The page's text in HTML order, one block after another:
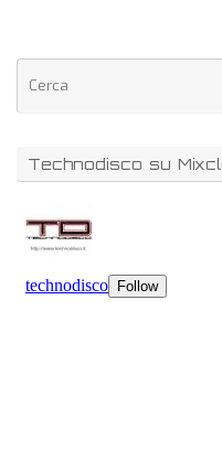
Technodisco su